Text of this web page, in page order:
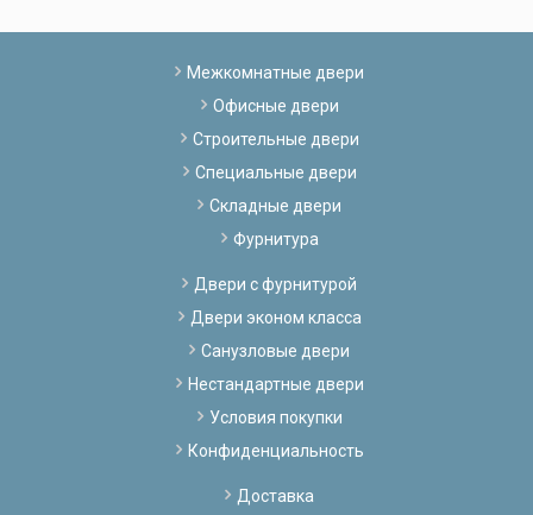
Межкомнатные двери
Офисные двери
Строительные двери
Специальные двери
Складные двери
Фурнитура
Двери с фурнитурой
Двери эконом класса
Санузловые двери
Нестандартные двери
Условия покупки
Конфиденциальность
Доставка